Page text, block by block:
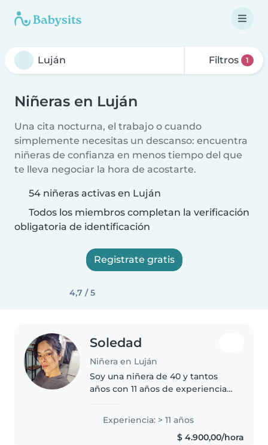
Filtros 1
Niñeras en Luján
Una cita nocturna, el trabajo o cuando
simplemente necesitas un descanso: encuentra
niñeras de confianza en menos tiempo del que
te lleva negociar la hora de acostarte.
54 niñeras activas en Luján
Todos los miembros completan la verificación
obligatoria de identificación
Registrate gratis
4,7 / 5
Soledad
Niñera en Luján
Soy una niñera de 40 y tantos
años con 11 años de experiencia
edades, incluyendo bebés, niños
pequeños, preescolares y
escolares. Estoy especializada
Experiencia: > 11 años
$ 4.900,00/hora